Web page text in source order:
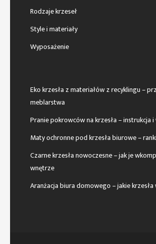
Rodzaje krzeseł
Style i materiały
Wyposażenie
Eko krzesła z materiałów z recyklingu –
meblarstwa
Pranie pokrowców na krzesła – instrukcja
Maty ochronne pod krzesła biurowe –
Czarne krzesła nowoczesne – jak je
wnętrze
Aranżacja biura domowego – jakie